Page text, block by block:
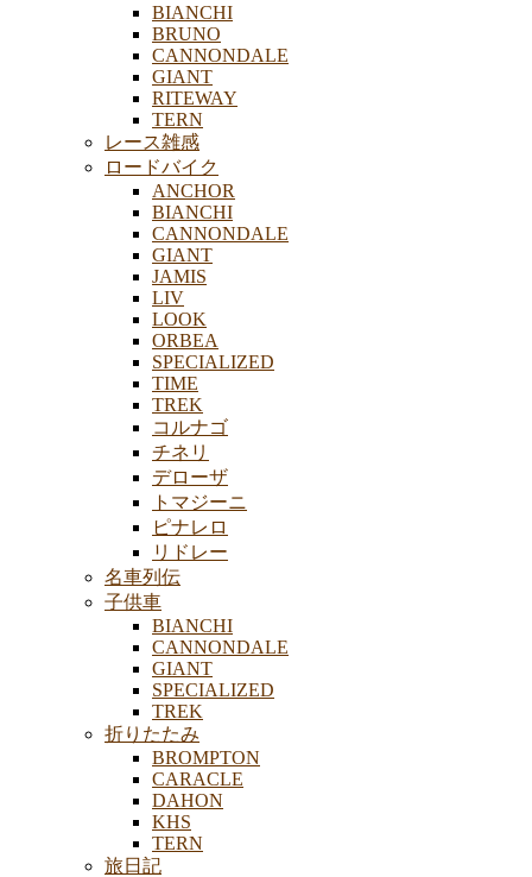
BIANCHI
BRUNO
CANNONDALE
GIANT
RITEWAY
TERN
レース雑感
ロードバイク
ANCHOR
BIANCHI
CANNONDALE
GIANT
JAMIS
LIV
LOOK
ORBEA
SPECIALIZED
TIME
TREK
コルナゴ
チネリ
デローザ
トマジーニ
ピナレロ
リドレー
名車列伝
子供車
BIANCHI
CANNONDALE
GIANT
SPECIALIZED
TREK
折りたたみ
BROMPTON
CARACLE
DAHON
KHS
TERN
旅日記